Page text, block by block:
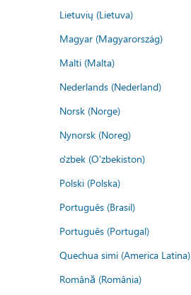
Lietuvių (Lietuva)
Magyar (Magyarország)
Malti (Malta)
Nederlands (Nederland)
Norsk (Norge)
Nynorsk (Noreg)
o'zbek (O'zbekiston)
Polski (Polska)
Português (Brasil)
Português (Portugal)
Quechua simi (America Latina)
Română (România)